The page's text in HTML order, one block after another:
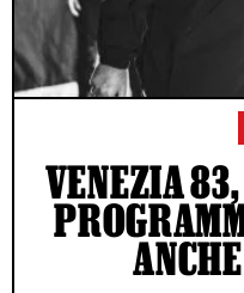
VENEZIA